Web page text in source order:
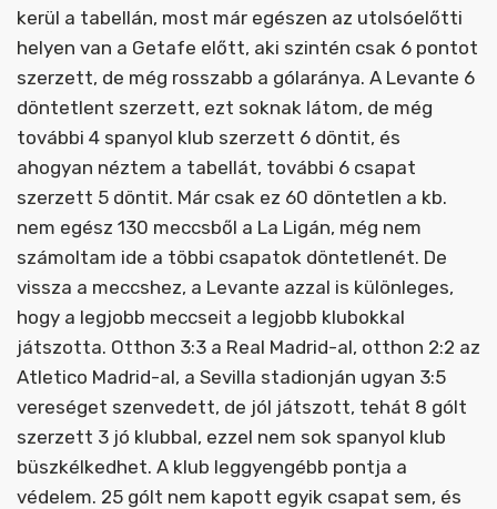
kerül a tabellán, most már egészen az utolsóelőtti
helyen van a Getafe előtt, aki szintén csak 6 pontot
szerzett, de még rosszabb a gólaránya. A Levante 6
döntetlent szerzett, ezt soknak látom, de még
további 4 spanyol klub szerzett 6 döntit, és
ahogyan néztem a tabellát, további 6 csapat
szerzett 5 döntit. Már csak ez 60 döntetlen a kb.
nem egész 130 meccsből a La Ligán, még nem
számoltam ide a többi csapatok döntetlenét. De
vissza a meccshez, a Levante azzal is különleges,
hogy a legjobb meccseit a legjobb klubokkal
játszotta. Otthon 3:3 a Real Madrid-al, otthon 2:2 az
Atletico Madrid-al, a Sevilla stadionján ugyan 3:5
vereséget szenvedett, de jól játszott, tehát 8 gólt
szerzett 3 jó klubbal, ezzel nem sok spanyol klub
büszkélkedhet. A klub leggyengébb pontja a
védelem. 25 gólt nem kapott egyik csapat sem, és